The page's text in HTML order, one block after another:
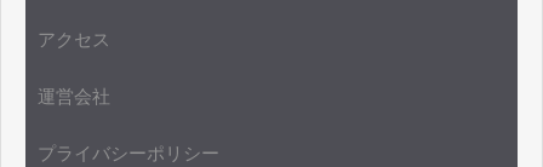
アクセス
運営会社
プライバシーポリシー